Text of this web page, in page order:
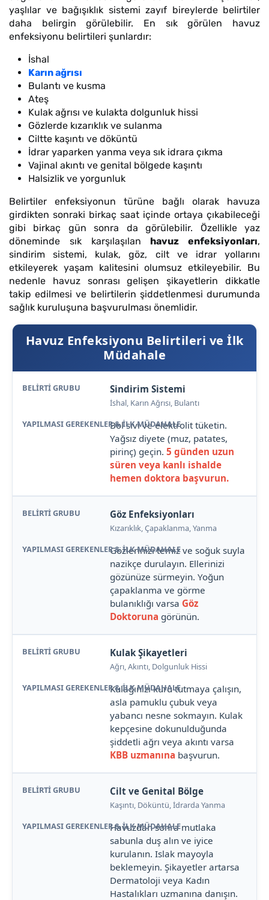
yaşlılar ve bağışıklık sistemi zayıf bireylerde belirtiler
daha belirgin görülebilir. En sık görülen havuz
enfeksiyonu belirtileri şunlardır:
İshal
Karın ağrısı
Bulantı ve kusma
Ateş
Kulak ağrısı ve kulakta dolgunluk hissi
Gözlerde kızarıklık ve sulanma
Ciltte kaşıntı ve döküntü
İdrar yaparken yanma veya sık idrara çıkma
Vajinal akıntı ve genital bölgede kaşıntı
Halsizlik ve yorgunluk
Belirtiler enfeksiyonun türüne bağlı olarak havuza
girdikten sonraki birkaç saat içinde ortaya çıkabileceği
gibi birkaç gün sonra da görülebilir. Özellikle yaz
döneminde sık karşılaşılan havuz enfeksiyonları,
sindirim sistemi, kulak, göz, cilt ve idrar yollarını
etkileyerek yaşam kalitesini olumsuz etkileyebilir. Bu
nedenle havuz sonrası gelişen şikayetlerin dikkatle
takip edilmesi ve belirtilerin şiddetlenmesi durumunda
sağlık kuruluşuna başvurulması önemlidir.
Havuz Enfeksiyonu Belirtileri ve İlk
Müdahale
Sindirim Sistemi
İshal, Karın Ağrısı, Bulantı
Bol sıvı ve elektrolit tüketin.
Yağsız diyete (muz, patates,
pirinç) geçin.5 günden uzun
süren veya kanlı ishalde
hemen doktora başvurun.
Göz Enfeksiyonları
Kızarıklık, Çapaklanma, Yanma
Gözlerinizi temiz ve soğuk suyla
nazikçe durulayın. Ellerinizi
gözünüze sürmeyin. Yoğun
çapaklanma ve görme
bulanıklığı varsa Göz
Doktoruna görünün.
Kulak Şikayetleri
Ağrı, Akıntı, Dolgunluk Hissi
Kulağınızı kuru tutmaya çalışın,
asla pamuklu çubuk veya
yabancı nesne sokmayın. Kulak
kepçesine dokunulduğunda
şiddetli ağrı veya akıntı varsa
KBB uzmanına başvurun.
Cilt ve Genital Bölge
Kaşıntı, Döküntü, İdrarda Yanma
Havuzdan sonra mutlaka
sabunla duş alın ve iyice
kurulanın. Islak mayoyla
beklemeyin. Şikayetler artarsa
Dermatoloji veya Kadın
Hastalıkları uzmanına danışın.